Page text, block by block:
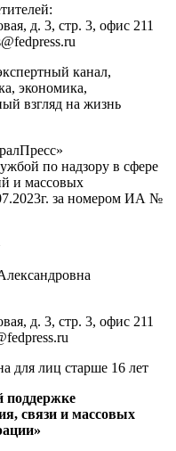
д. 3, стр. 3, офис 211
канал,
экономика,
взгляд на жизнь
по надзору в сфере
и массовых
за номером ИА №
д. 3, стр. 3, офис 211
для лиц старше 16 лет
поддержке
связи и массовых